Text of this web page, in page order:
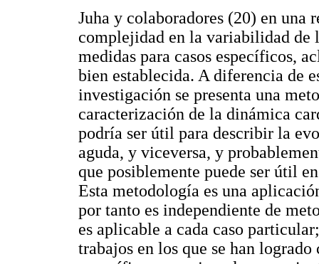
Juha y colaboradores (20) en una
complejidad en la variabilidad de
medidas para casos específicos,
bien establecida. A diferencia de
investigación se presenta una
caracterización de la dinámica
podría ser útil para describir la
aguda, y viceversa, y
que posiblemente puede ser útil
Esta metodología es una
por tanto es independiente de
es aplicable a cada caso
trabajos en los que se han